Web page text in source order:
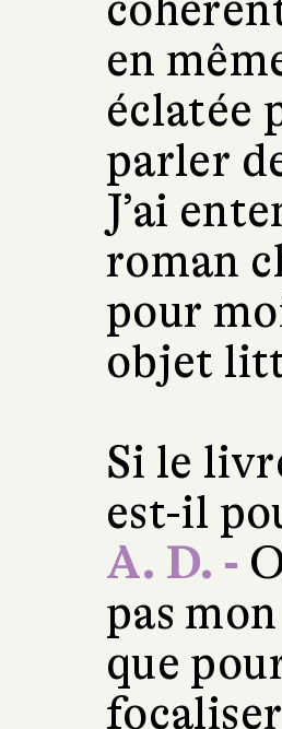
en
éclatée
parler
J’ai
roman
pour
objet
Si le
est-il
A. D. -
pas
que